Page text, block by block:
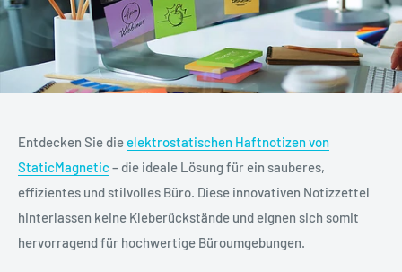
Entdecken Sie dieelektrostatischen Haftnotizen von
StaticMagnetic– die ideale Lösung für ein sauberes,
effizientes und stilvolles Büro. Diese innovativen Notizzettel
hinterlassen keine Kleberückstände und eignen sich somit
hervorragend für hochwertige Büroumgebungen.